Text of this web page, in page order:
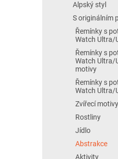
Alpský styl
S originálním
Řemínky s
Watch Ultra/
Řemínky s
Watch Ultra/
motivy
Řemínky s
Watch Ultra/
Zvířecí motivy
Rostliny
Jídlo
Abstrakce
Aktivity